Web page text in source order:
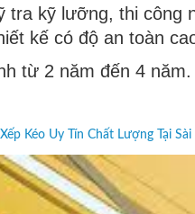
tra kỹ lưỡng, thi công
kế có độ an toàn
từ 2 năm đến 4 năm.
Kéo Uy Tín Chất Lượng Tại Sài